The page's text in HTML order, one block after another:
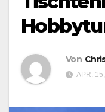
Von
APR.